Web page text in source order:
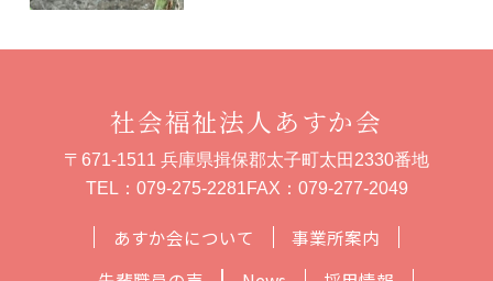
あすか会について
事業所案内
社会福祉法人あすか会
〒671-1511 兵庫県揖保郡太子町太田2330番地
TEL： 079-275-2281FAX：079-277-2049